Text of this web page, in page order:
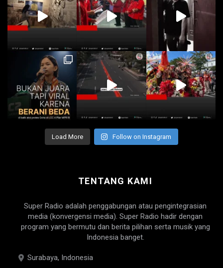
Load More Follow on Instagram
TENTANG KAMI
Super Radio adalah penggabungan atau pengintegrasian
media (konvergensi media). Super Radio hadir dengan
program yang bermutu dan berita pilihan serta musik yang
Indonesia banget.
Surabaya, Indonesia